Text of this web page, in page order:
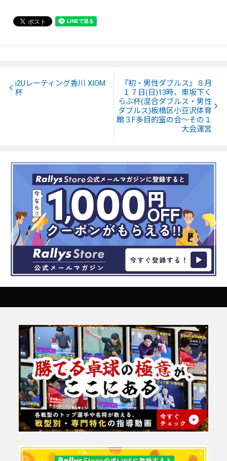
i2Uレーティング香川 XIOM
杯
『初・男性ダブルス』８月
１７日(日)13時、東坂下く
らぶ杯(混合ダブルス・男性
ダブルス)板橋区小豆沢体育
館３F多目的室の会～その１
大会運営